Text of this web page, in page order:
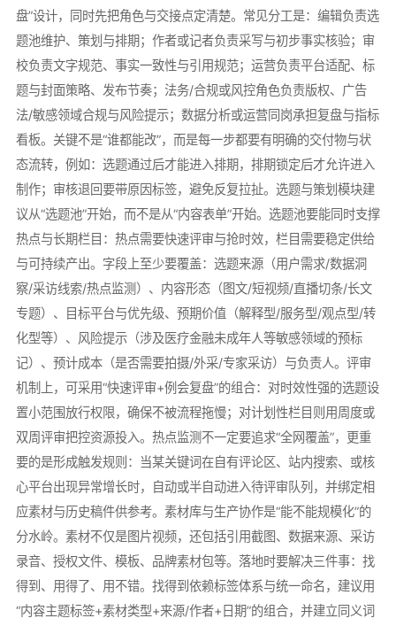
盘”设计，同时先把角色与交接点定清楚。常见分工是：编辑负责选
题池维护、策划与排期；作者或记者负责采写与初步事实核验；审
校负责文字规范、事实一致性与引用规范；运营负责平台适配、标
题与封面策略、发布节奏；法务/合规或风控角色负责版权、广告
法/敏感领域合规与风险提示；数据分析或运营同岗承担复盘与指标
看板。关键不是“谁都能改”，而是每一步都要有明确的交付物与状
态流转，例如：选题通过后才能进入排期，排期锁定后才允许进入
制作；审核退回要带原因标签，避免反复拉扯。选题与策划模块建
议从“选题池”开始，而不是从“内容表单”开始。选题池要能同时支撑
热点与长期栏目：热点需要快速评审与抢时效，栏目需要稳定供给
与可持续产出。字段上至少要覆盖：选题来源（用户需求/数据洞
察/采访线索/热点监测）、内容形态（图文/短视频/直播切条/长文
专题）、目标平台与优先级、预期价值（解释型/服务型/观点型/转
化型等）、风险提示（涉及医疗金融未成年人等敏感领域的预标
记）、预计成本（是否需要拍摄/外采/专家采访）与负责人。评审
机制上，可采用“快速评审+例会复盘”的组合：对时效性强的选题设
置小范围放行权限，确保不被流程拖慢；对计划性栏目则用周度或
双周评审把控资源投入。热点监测不一定要追求“全网覆盖”，更重
要的是形成触发规则：当某关键词在自有评论区、站内搜索、或核
心平台出现异常增长时，自动或半自动进入待评审队列，并绑定相
应素材与历史稿件供参考。素材库与生产协作是“能不能规模化”的
分水岭。素材不仅是图片视频，还包括引用截图、数据来源、采访
录音、授权文件、模板、品牌素材包等。落地时要解决三件事：找
得到、用得了、用不错。找得到依赖标签体系与统一命名，建议用
“内容主题标签+素材类型+来源/作者+日期”的组合，并建立同义词